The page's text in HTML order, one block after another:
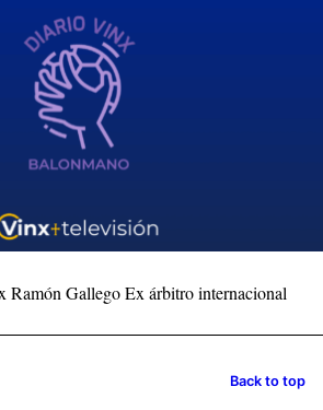
Gallego Ex árbitro internacional
Back to top